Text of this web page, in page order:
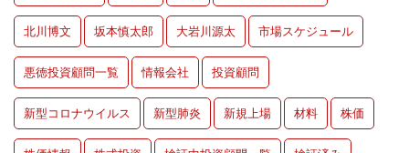
北川博文 坂本慎太郎 大岩川源太 市場スケジュール
悪徳投資顧問一覧 情報会社 投資顧問
新型コロナウイルス 新型肺炎 新規上場 材料 株価